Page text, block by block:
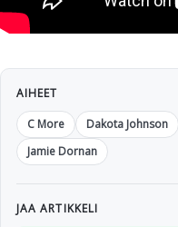
AIHEET
C More
Dakota Johnson
Jamie Dornan
JAA ARTIKKELI